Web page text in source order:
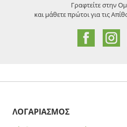
Γραφτείτε στην
και μάθετε πρώτοι για τις
ΛΟΓΑΡΙΑΣΜΟΣ